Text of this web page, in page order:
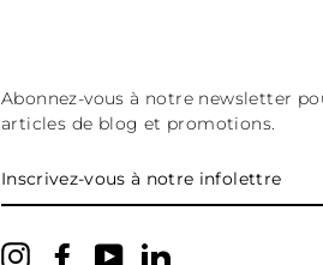
Abonnez-vous à notre newsletter
articles de blog et promotions.
VOUS
À
INFOLETTRE
InstagramFacebookYouTube